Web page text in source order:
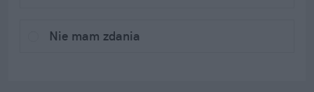
Nie mam zdania